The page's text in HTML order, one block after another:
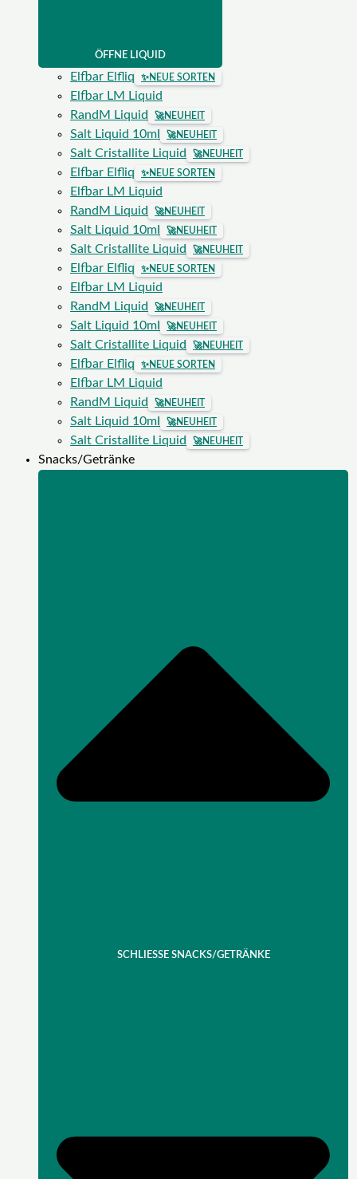
ÖFFNE LIQUID
Elfbar Elfliq ✨NEUE SORTEN
Elfbar LM Liquid
RandM Liquid
🚀NEUHEIT
Salt Liquid 10ml 🚀NEUHEIT
Salt Cristallite Liquid 🚀NEUHEIT
Elfbar Elfliq ✨NEUE SORTEN
Elfbar LM Liquid
RandM Liquid
🚀NEUHEIT
Salt Liquid 10ml 🚀NEUHEIT
Salt Cristallite Liquid 🚀NEUHEIT
Elfbar Elfliq ✨NEUE SORTEN
Elfbar LM Liquid
RandM Liquid
🚀NEUHEIT
Salt Liquid 10ml 🚀NEUHEIT
Salt Cristallite Liquid 🚀NEUHEIT
Elfbar Elfliq ✨NEUE SORTEN
Elfbar LM Liquid
RandM Liquid
🚀NEUHEIT
Salt Liquid 10ml 🚀NEUHEIT
Salt Cristallite Liquid 🚀NEUHEIT
Snacks/Getränke
SCHLIESSE SNACKS/GETRÄNKE